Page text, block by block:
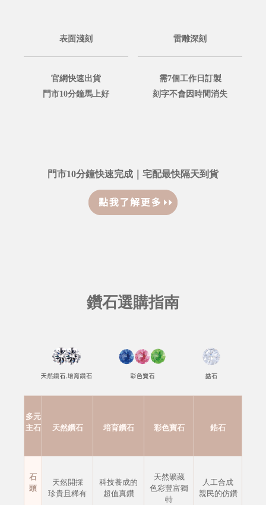
表面淺刻
官網快速出貨
門市10分鐘馬上好
雷雕深刻
需7個工作日訂製
刻字不會因時間消失
門市10分鐘快速完成｜宅配最快隔天到貨
鑽石選購指南
多元
主石
天然鑽石 培育鑽石 彩色寶石 鋯石
石
頭
天然開採
珍貴且稀有
科技養成的
超值真鑽
天然礦藏
色彩豐富獨
特
人工合成
親民的仿鑽